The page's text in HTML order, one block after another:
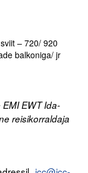
– 720/ 920
balkoniga/ jr
EWT Ida-
reisikorraldaja